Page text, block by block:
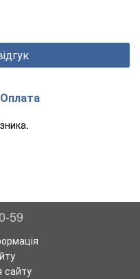
Оплата
59
сайту